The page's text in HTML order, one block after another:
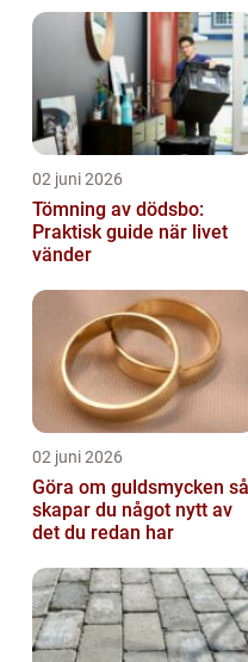
02 juni 2026
Tömning av dödsbo:
Praktisk guide när livet
vänder
02 juni 2026
Göra om guldsmycken så
skapar du något nytt av
det du redan har